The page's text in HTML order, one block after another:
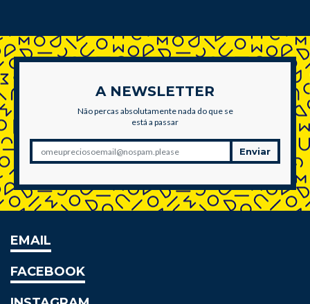
A NEWSLETTER
Não percas absolutamente nada do que se
está a passar
Enviar
EMAIL
FACEBOOK